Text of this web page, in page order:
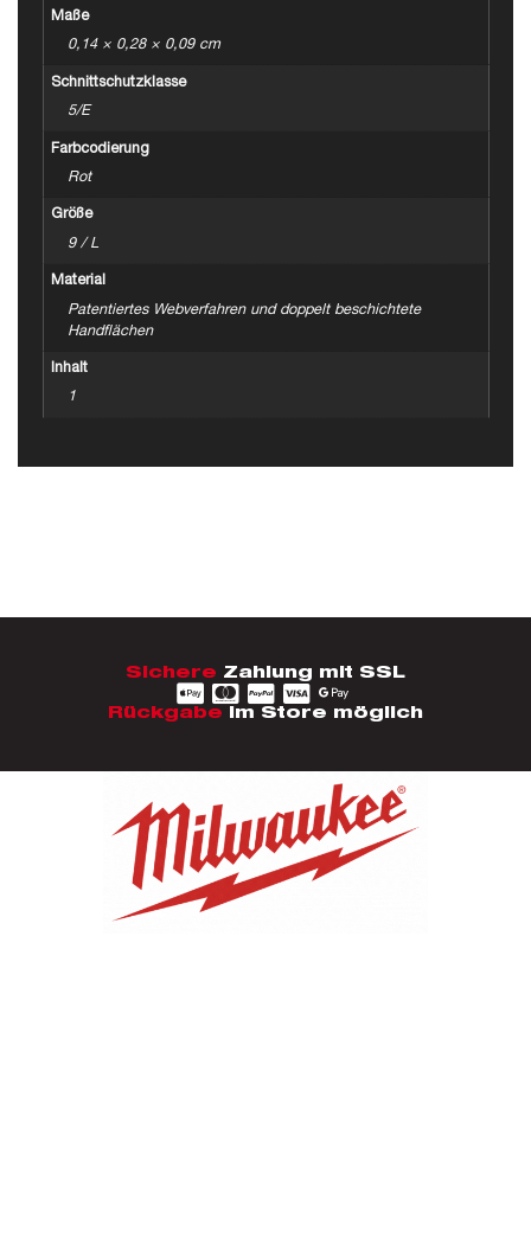
Maße
0,14 × 0,28 × 0,09 cm
Schnittschutzklasse
5/E
Farbcodierung
Rot
Größe
9 / L
Material
Patentiertes Webverfahren und doppelt beschichtete
Handflächen
Inhalt
1
Sichere Zahlung mit SSL
Rückgabe im Store möglich